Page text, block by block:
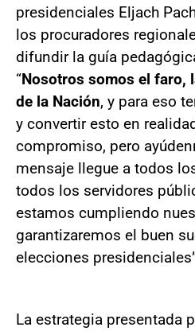
presidenciales Eljach
los procuradores
difundir la guía
“Nosotros somos el faro,
de la Nación, y para eso
y convertir esto en
compromiso, pero
mensaje llegue a todos
todos los servidores
estamos cumpliendo
garantizaremos el buen
elecciones
La estrategia presentada